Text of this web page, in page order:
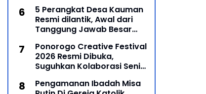
Masyarakat
5 Perangkat Desa Kauman
Resmi dilantik, Awal dari
Tanggung Jawab Besar
Ponorogo Creative Festival
2026 Resmi Dibuka,
Suguhkan Kolaborasi Seni
Memukau
Pengamanan Ibadah Misa